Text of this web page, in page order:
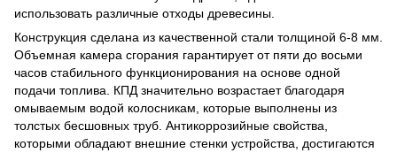
использовать различные отходы древесины.
Конструкция сделана из качественной стали толщиной 6-8 мм.
Объемная камера сгорания гарантирует от пяти до восьми
часов стабильного функционирования на основе одной
подачи топлива. КПД значительно возрастает благодаря
омываемым водой колосникам, которые выполнены из
толстых бесшовных труб. Антикоррозийные свойства,
которыми обладают внешние стенки устройства, достигаются